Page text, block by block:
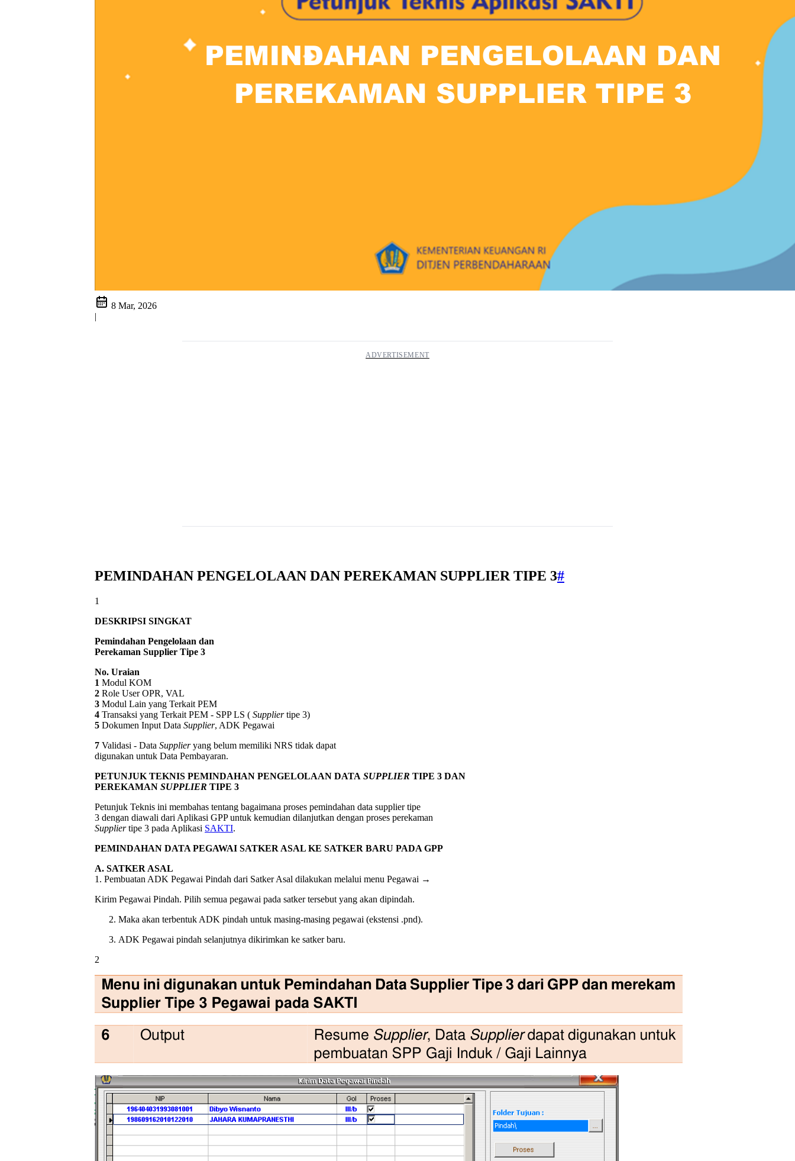
8 Mar, 2026
|
PEMINDAHAN PENGELOLAAN DAN PEREKAMAN SUPPLIER TIPE 3#
1
DESKRIPSI SINGKAT
Pemindahan Pengelolaan dan
Perekaman Supplier Tipe 3
No. Uraian
1 Modul KOM
2 Role User OPR, VAL
3 Modul Lain yang Terkait PEM
4 Transaksi yang Terkait PEM - SPP LS ( Suppliertipe 3)
5 Dokumen Input Data Supplier, ADK Pegawai
7 Validasi - Data Supplieryang belum memiliki NRS tidak dapat
digunakan untuk Data Pembayaran.
PETUNJUK TEKNIS PEMINDAHAN PENGELOLAAN DATA SUPPLIER TIPE 3 DAN
PEREKAMAN SUPPLIER TIPE 3
Petunjuk Teknis ini membahas tentang bagaimana proses pemindahan data supplier tipe
3 dengan diawali dari Aplikasi GPP untuk kemudian dilanjutkan dengan proses perekaman
Suppliertipe 3 pada Aplikasi SAKTI.
PEMINDAHAN DATA PEGAWAI SATKER ASAL KE SATKER BARU PADA GPP
A. SATKER ASAL
1. Pembuatan ADK Pegawai Pindah dari Satker Asal dilakukan melalui menu Pegawai →
Kirim Pegawai Pindah. Pilih semua pegawai pada satker tersebut yang akan dipindah.
Maka akan terbentuk ADK pindah untuk masing-masing pegawai (ekstensi .pnd).
ADK Pegawai pindah selanjutnya dikirimkan ke satker baru.
2